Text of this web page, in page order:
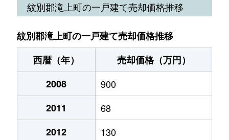
紋別郡滝上町の一戸建て売却価格推移
紋別郡滝上町の一戸建て売却価格推移
西暦（年）
売却価格（万円）
2008
900
2011
68
2012
130